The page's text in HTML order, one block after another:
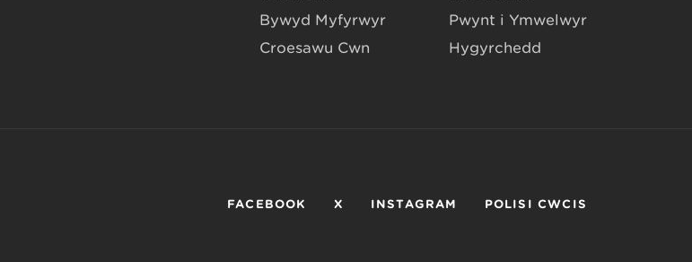
Bywyd Myfyrwyr
Croesawu Cŵn
Pwynt i Ymwelwyr
Hygyrchedd
FACEBOOK X INSTAGRAM POLISI CWCIS